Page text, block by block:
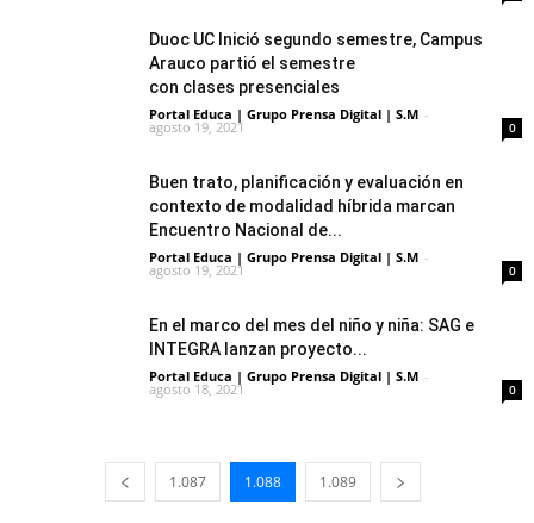
Duoc UC Inició segundo semestre, Campus
Arauco partió el semestre
con clases presenciales
Portal Educa | Grupo Prensa Digital | S.M -
agosto 19, 2021 0
Buen trato, planificación y evaluación en
contexto de modalidad híbrida marcan
Encuentro Nacional de...
Portal Educa | Grupo Prensa Digital | S.M -
agosto 19, 2021 0
En el marco del mes del niño y niña: SAG e
INTEGRA lanzan proyecto...
Portal Educa | Grupo Prensa Digital | S.M -
agosto 18, 2021 0
1.087 1.088 1.089